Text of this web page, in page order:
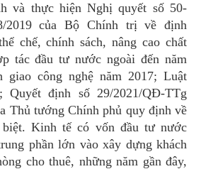
và thực hiện Nghị quyết số 50-
2019 của Bộ Chính trị về định
chế, chính sách, nâng cao chất
tác đầu tư nước ngoài đến năm
giao công nghệ năm 2017; Luật
định số 29/2021/QĐ-TTg
Thủ tướng Chính phủ quy định về
Kinh tế có vốn đầu tư nước
phần lớn vào xây dựng khách
cho thuê, những năm gần đây,